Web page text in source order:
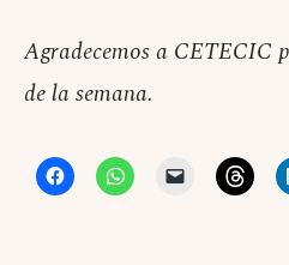
Agradecemos a CETECIC
de la semana.